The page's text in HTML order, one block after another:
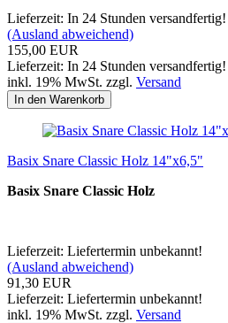
Lieferzeit: In 24 Stunden versandfertig!
(Ausland abweichend)
155,00 EUR
Lieferzeit: In 24 Stunden versandfertig!
inkl. 19% MwSt. zzgl. Versand
In den Warenkorb
Basix Snare Classic Holz 14"x6,5"
Basix Snare Classic Holz
Lieferzeit: Liefertermin unbekannt!
(Ausland abweichend)
91,30 EUR
Lieferzeit: Liefertermin unbekannt!
inkl. 19% MwSt. zzgl. Versand